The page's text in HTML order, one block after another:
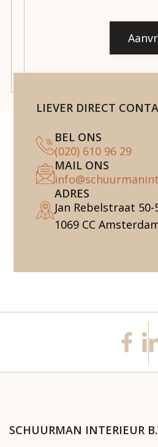
LIEVER DIRECT
BEL ONS
(020) 610 96 29
MAIL ONS
ADRES
Jan Rebelstraat 50-
1069 CC
SCHUURMAN INTERIEUR